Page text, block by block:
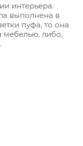
интерьера.
выполнена в
пуфа, то она
мебелью, либо,